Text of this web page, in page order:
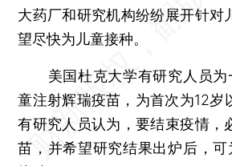
大药厂和研究机构纷纷展开针对
望尽快为儿童接种。
美国杜克大学有研究人员为
童注射辉瑞疫苗，为首次为12岁
有研究人员认为，要结束疫情，
苗，并希望研究结果出炉后，